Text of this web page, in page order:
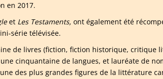
en 2017.
et Les Testaments, ont également été
série télévisée.
de livres (fiction, fiction historique,
cinquantaine de langues, et lauréate de
des plus grandes figures de la littérature